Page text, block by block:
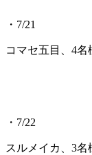
・7/21
コマセ五目、4名
・7/22
スルメイカ、3名